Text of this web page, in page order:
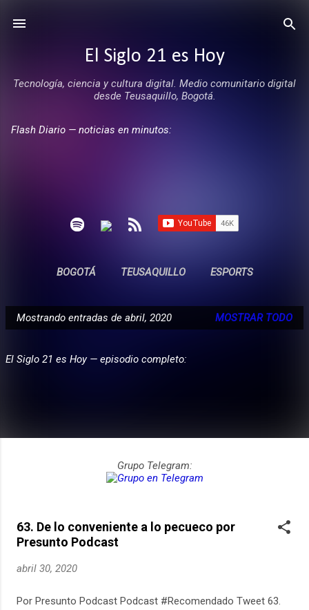
El Siglo 21 es Hoy
Tecnología, ciencia y cultura digital. Medio comunitario digital
desde Teusaquillo, Bogotá.
Flash Diario — noticias en minutos:
BOGOTÁ TEUSAQUILLO ESPORTS
PARTICIPA
E
t
a
Mostrando entradas de abril, 2020 MOSTRAR TODO
El Siglo 21 es Hoy — episodio completo:
Grupo Telegram:
63. De lo conveniente a lo pecueco por
Presunto Podcast
abril 30, 2020
Por Presunto Podcast Podcast #Recomendado Tweet 63.